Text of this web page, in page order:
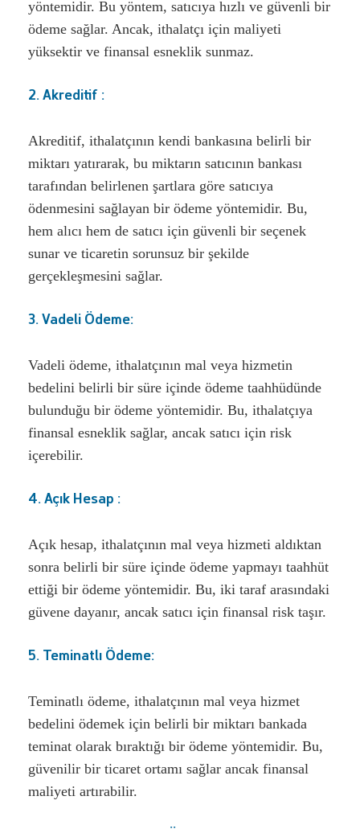
yöntemidir. Bu yöntem, satıcıya hızlı ve güvenli bir
ödeme sağlar. Ancak, ithalatçı için maliyeti
yüksektir ve finansal esneklik sunmaz.
2. Akreditif :
Akreditif, ithalatçının kendi bankasına belirli bir
miktarı yatırarak, bu miktarın satıcının bankası
tarafından belirlenen şartlara göre satıcıya
ödenmesini sağlayan bir ödeme yöntemidir. Bu,
hem alıcı hem de satıcı için güvenli bir seçenek
sunar ve ticaretin sorunsuz bir şekilde
gerçekleşmesini sağlar.
3. Vadeli Ödeme:
Vadeli ödeme, ithalatçının mal veya hizmetin
bedelini belirli bir süre içinde ödeme taahhüdünde
bulunduğu bir ödeme yöntemidir. Bu, ithalatçıya
finansal esneklik sağlar, ancak satıcı için risk
içerebilir.
4. Açık Hesap :
Açık hesap, ithalatçının mal veya hizmeti aldıktan
sonra belirli bir süre içinde ödeme yapmayı taahhüt
ettiği bir ödeme yöntemidir. Bu, iki taraf arasındaki
güvene dayanır, ancak satıcı için finansal risk taşır.
5. Teminatlı Ödeme:
Teminatlı ödeme, ithalatçının mal veya hizmet
bedelini ödemek için belirli bir miktarı bankada
teminat olarak bıraktığı bir ödeme yöntemidir. Bu,
güvenilir bir ticaret ortamı sağlar ancak finansal
maliyeti artırabilir.